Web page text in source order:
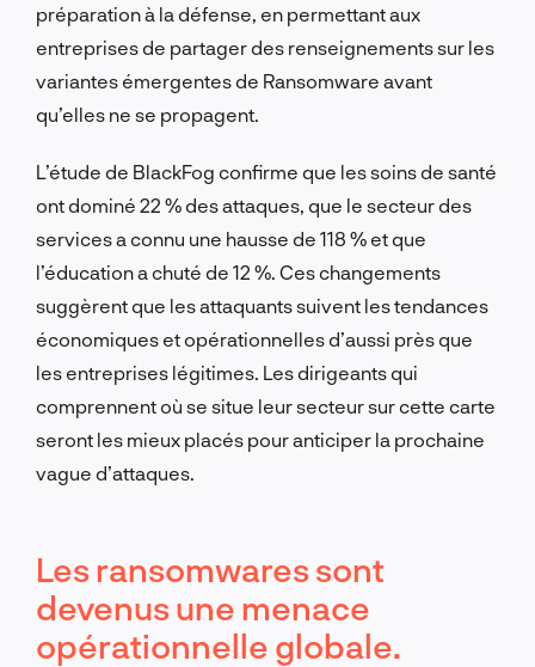
préparation à la défense, en permettant aux
entreprises de partager des renseignements sur les
variantes émergentes de Ransomware avant
qu’elles ne se propagent.
L’étude de BlackFog confirme que les soins de santé
ont dominé 22 % des attaques, que le secteur des
services a connu une hausse de 118 % et que
l’éducation a chuté de 12 %. Ces changements
suggèrent que les attaquants suivent les tendances
économiques et opérationnelles d’aussi près que
les entreprises légitimes. Les dirigeants qui
comprennent où se situe leur secteur sur cette carte
seront les mieux placés pour anticiper la prochaine
vague d’attaques.
Les ransomwares sont
devenus une menace
opérationnelle globale.